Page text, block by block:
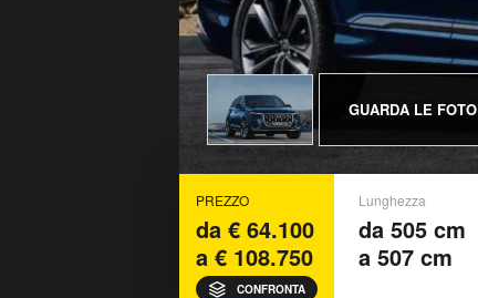
GUARDA LE FOTO
PREZZO
da € 64.100
a € 108.750
CONFRONTA
Lunghezza
da 505 cm
a 507 cm